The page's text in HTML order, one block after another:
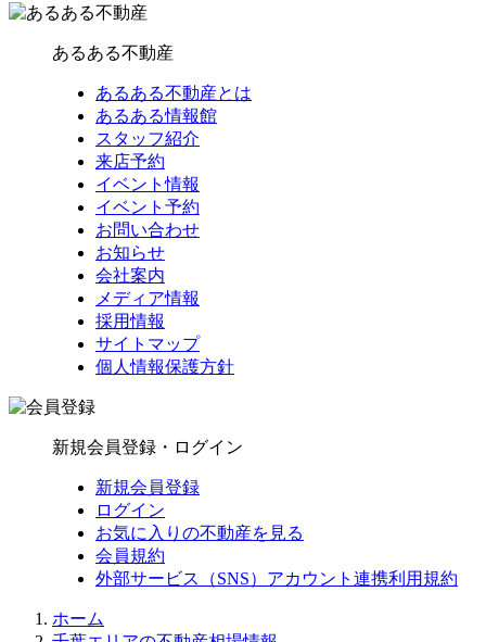
あるある不動産
あるある不動産とは
あるある情報館
スタッフ紹介
来店予約
イベント情報
イベント予約
お問い合わせ
お知らせ
会社案内
メディア情報
採用情報
サイトマップ
個人情報保護方針
新規会員登録・ログイン
新規会員登録
ログイン
お気に入りの不動産を見る
会員規約
外部サービス（SNS）アカウント連携利用規約
ホーム